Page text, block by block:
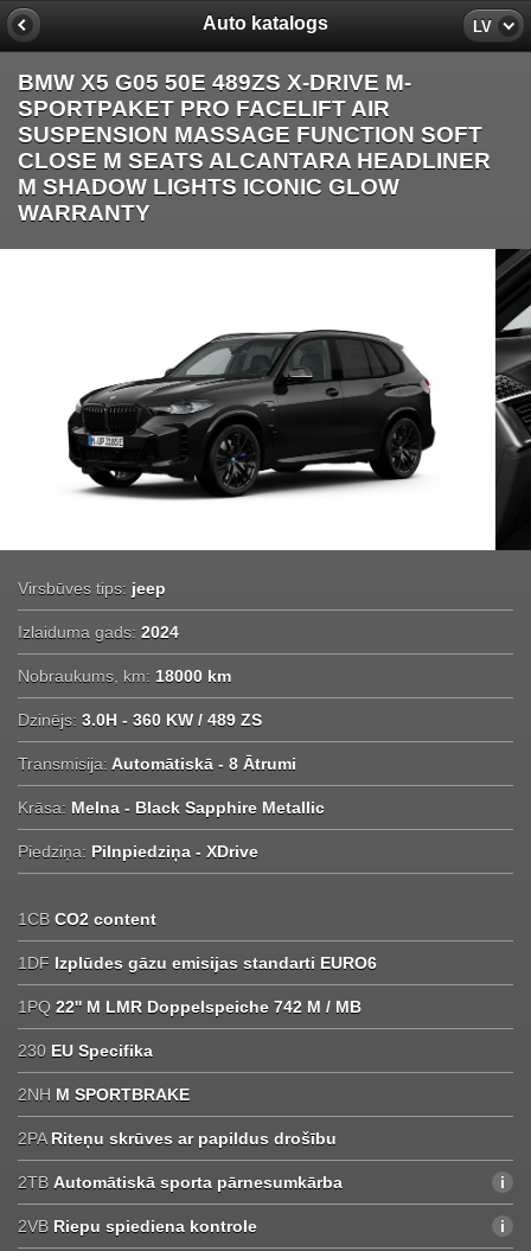
Auto katalogs LV
BMW X5 G05 50E 489ZS X-DRIVE M-
SPORTPAKET PRO FACELIFT AIR
SUSPENSION MASSAGE FUNCTION SOFT
CLOSE M SEATS ALCANTARA HEADLINER
M SHADOW LIGHTS ICONIC GLOW
WARRANTY
Virsbūves tips: jeep
Izlaiduma gads: 2024
Nobraukums, km: 18000 km
Dzinējs: 3.0H - 360 KW / 489 ZS
Transmisija: Automātiskā - 8 Ātrumi
Krāsa: Melna - Black Sapphire Metallic
Piedziņa: Pilnpiedziņa - XDrive
1CB CO2 content
1DF Izplūdes gāzu emisijas standarti EURO6
1PQ 22'' M LMR Doppelspeiche 742 M / MB
230 EU Specifika
2NH M SPORTBRAKE
2PA Riteņu skrūves ar papildus drošību
2TB Automātiskā sporta pārnesumkārba
2VB Riepu spiediena kontrole